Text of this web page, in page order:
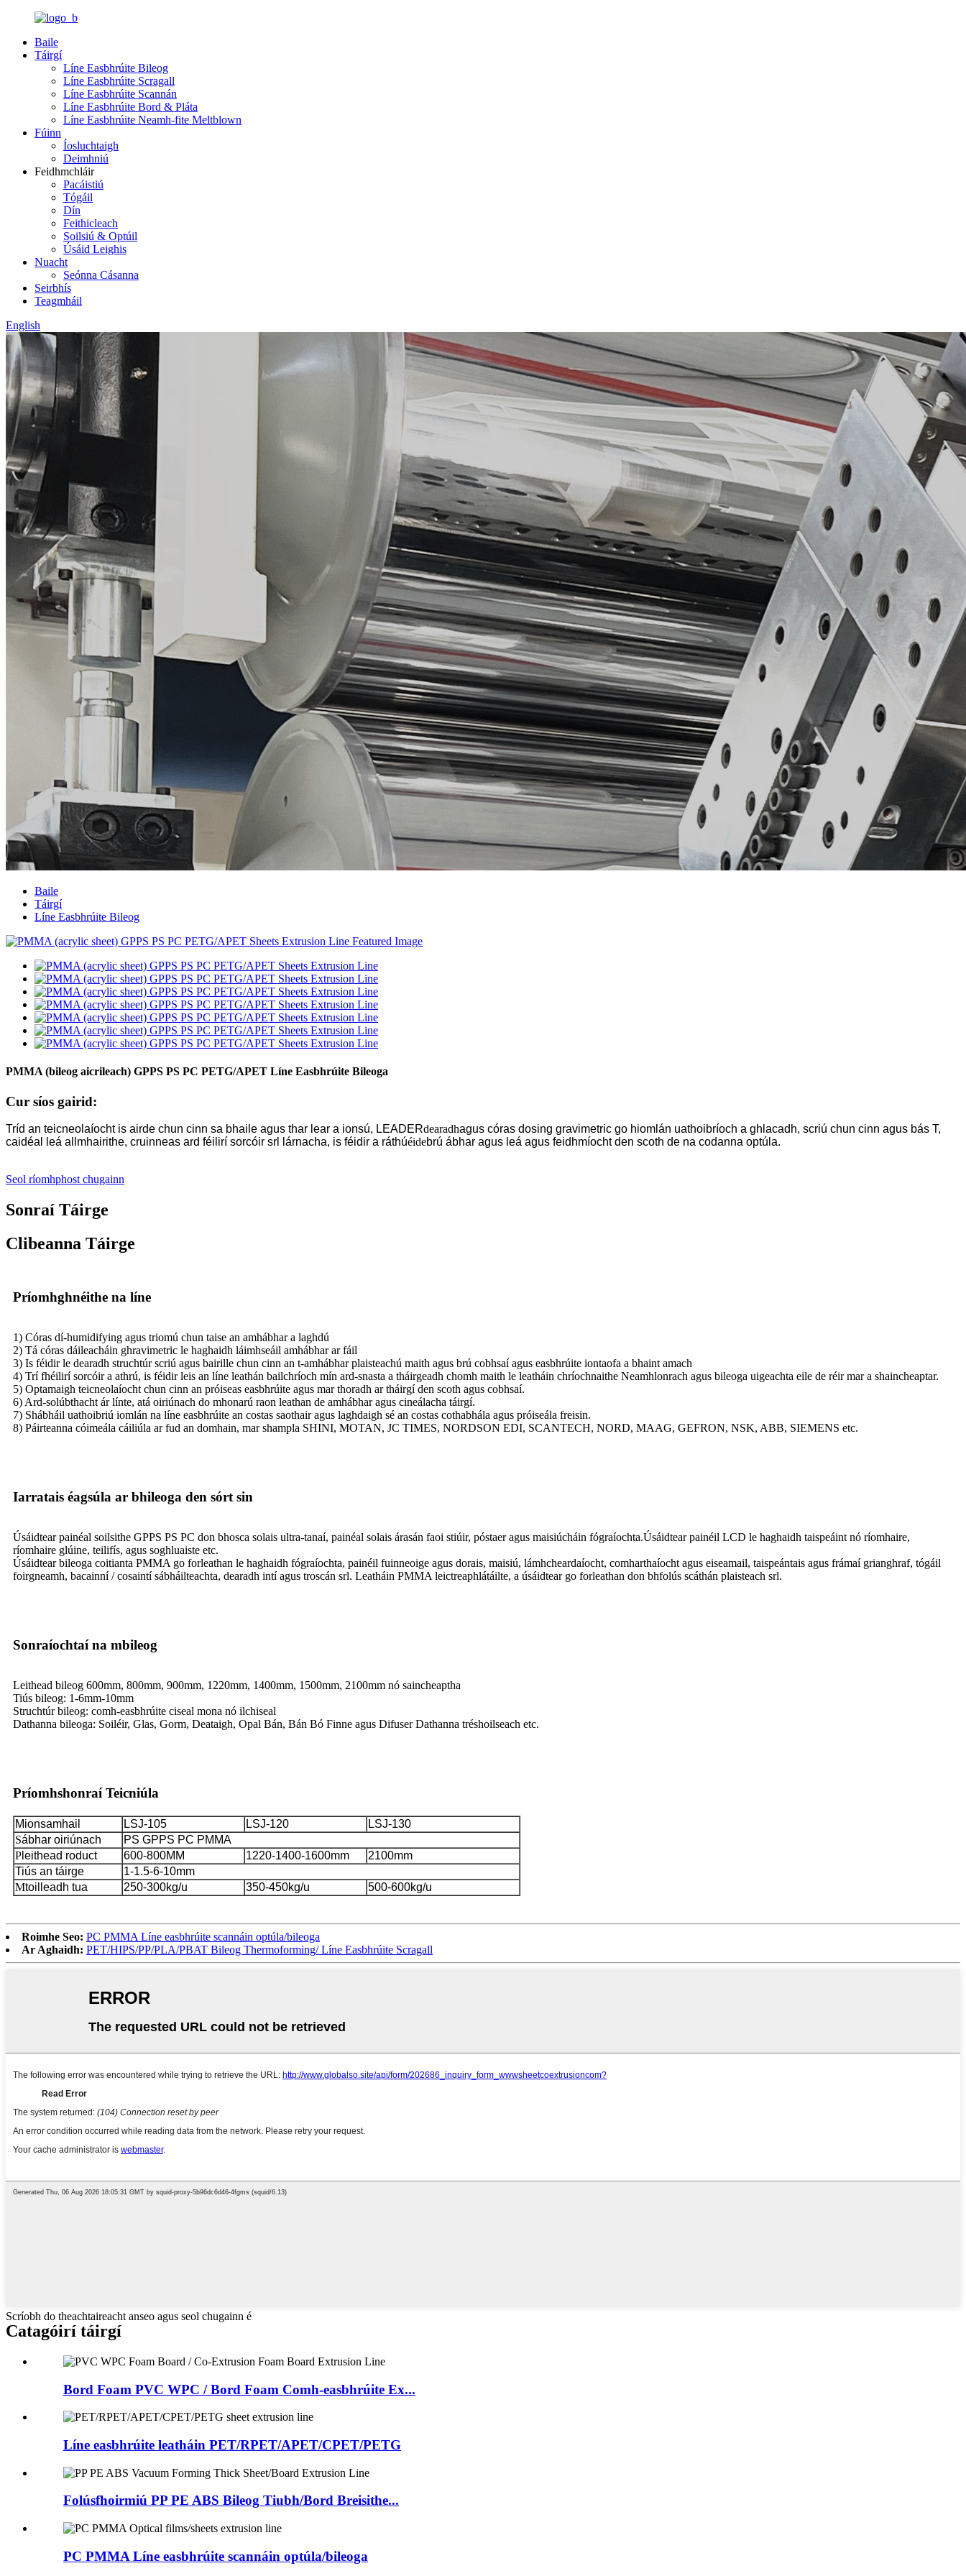
Baile
Táirgí
Líne Easbhrúite Bileog
Líne Easbhrúite Scragall
Líne Easbhrúite Scannán
Líne Easbhrúite Bord & Pláta
Líne Easbhrúite Neamh-fite Meltblown
Fúinn
Íosluchtaigh
Deimhniú
Feidhmchláir
Pacáistiú
Tógáil
Dín
Feithicleach
Soilsiú & Optúil
Úsáid Leighis
Nuacht
Seónna Cásanna
Seirbhís
Teagmháil
English
Baile
Táirgí
Líne Easbhrúite Bileog
PMMA (bileog aicrileach) GPPS PS PC PETG/APET Líne Easbhrúite Bileoga
Cur síos gairid:
Tríd an teicneolaíocht is airde chun cinn sa bhaile agus thar lear a ionsú, LEADERdearadhagus córas dosing gravimetric go hiomlán uathoibríoch a ghlacadh, scriú chun cinn agus bás T,
caidéal leá allmhairithe, cruinneas ard féilirí sorcóir srl lárnacha, is féidir a ráthúéidebrú ábhar agus leá agus feidhmíocht den scoth de na codanna optúla.
Seol ríomhphost chugainn
Sonraí Táirge
Clibeanna Táirge
Príomhghnéithe na líne
1) Córas dí-humidifying agus triomú chun taise an amhábhar a laghdú
2) Tá córas dáileacháin ghravimetric le haghaidh láimhseáil amhábhar ar fáil
3) Is féidir le dearadh struchtúr scriú agus bairille chun cinn an t-amhábhar plaisteachú maith agus brú cobhsaí agus easbhrúite iontaofa a bhaint amach
4) Trí fhéilirí sorcóir a athrú, is féidir leis an líne leathán bailchríoch mín ard-snasta a tháirgeadh chomh maith le leatháin chríochnaithe Neamhlonrach agus bileoga uigeachta eile de réir mar a shaincheaptar.
5) Optamaigh teicneolaíocht chun cinn an próiseas easbhrúite agus mar thoradh ar tháirgí den scoth agus cobhsaí.
6) Ard-solúbthacht ár línte, atá oiriúnach do mhonarú raon leathan de amhábhar agus cineálacha táirgí.
7) Shábháil uathoibriú iomlán na líne easbhrúite an costas saothair agus laghdaigh sé an costas cothabhála agus próiseála freisin.
8) Páirteanna cóimeála cáiliúla ar fud an domhain, mar shampla SHINI, MOTAN, JC TIMES, NORDSON EDI, SCANTECH, NORD, MAAG, GEFRON, NSK, ABB, SIEMENS etc.
Iarratais éagsúla ar bhileoga den sórt sin
Úsáidtear painéal soilsithe GPPS PS PC don bhosca solais ultra-tanaí, painéal solais árasán faoi stiúir, póstaer agus maisiúcháin fógraíochta.Úsáidtear painéil LCD le haghaidh taispeáint nó ríomhaire,
ríomhaire glúine, teilifís, agus soghluaiste etc.
Úsáidtear bileoga coitianta PMMA go forleathan le haghaidh fógraíochta, painéil fuinneoige agus dorais, maisiú, lámhcheardaíocht, comharthaíocht agus eiseamail, taispeántais agus frámaí grianghraf, tógáil
foirgneamh, bacainní / cosaintí sábháilteachta, dearadh intí agus troscán srl. Leatháin PMMA leictreaphlátáilte, a úsáidtear go forleathan don bhfolús scáthán plaisteach srl.
Sonraíochtaí na mbileog
Leithead bileog 600mm, 800mm, 900mm, 1220mm, 1400mm, 1500mm, 2100mm nó saincheaptha
Tiús bileog: 1-6mm-10mm
Struchtúr bileog: comh-easbhrúite ciseal mona nó ilchiseal
Dathanna bileoga: Soiléir, Glas, Gorm, Deataigh, Opal Bán, Bán Bó Finne agus Difuser Dathanna tréshoilseach etc.
Príomhshonraí Teicniúla
Mionsamhail LSJ-105 LSJ-120
LSJ-130
Sábhar oiriúnach
PS GPPS PC PMMA
P leithead roduct 600-800MM 1220-1400-1600mm
2100mm
Tiús an táirge
1-1.5-6-10mm
Mtoilleadh tua 250-300kg/u 350-450kg/u 500-600kg/u
Roimhe Seo: PC PMMA Líne easbhrúite scannáin optúla/bileoga
Ar Aghaidh: PET/HIPS/PP/PLA/PBAT Bileog Thermoforming/ Líne Easbhrúite Scragall
Scríobh do theachtaireacht anseo agus seol chugainn é
Catagóirí táirgí
Bord Foam PVC WPC / Bord Foam Comh-easbhrúite Ex...
Líne easbhrúite leatháin PET/RPET/APET/CPET/PETG
Folúsfhoirmiú PP PE ABS Bileog Tiubh/Bord Breisithe...
PC PMMA Líne easbhrúite scannáin optúla/bileoga